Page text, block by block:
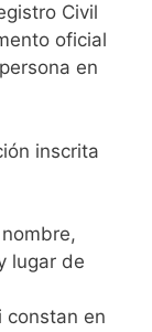
Civil
oficial
en
inscrita
lugar de
constan en